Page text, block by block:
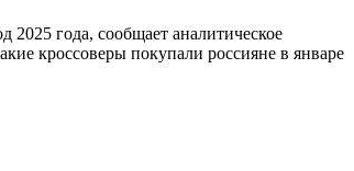
года, сообщает аналитическое
кроссоверы покупали россияне в январе